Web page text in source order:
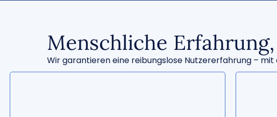
Menschliche
Wir garantieren eine reibungslose Nutzererfahrung –